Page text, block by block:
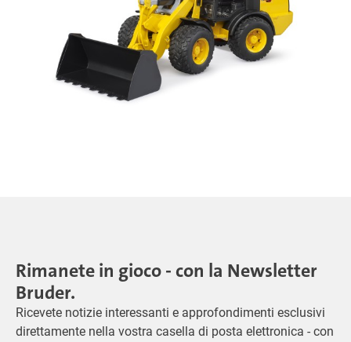
Rimanete in gioco - con la Newsletter
Bruder.
Ricevete notizie interessanti e approfondimenti esclusivi
direttamente nella vostra casella di posta elettronica - con